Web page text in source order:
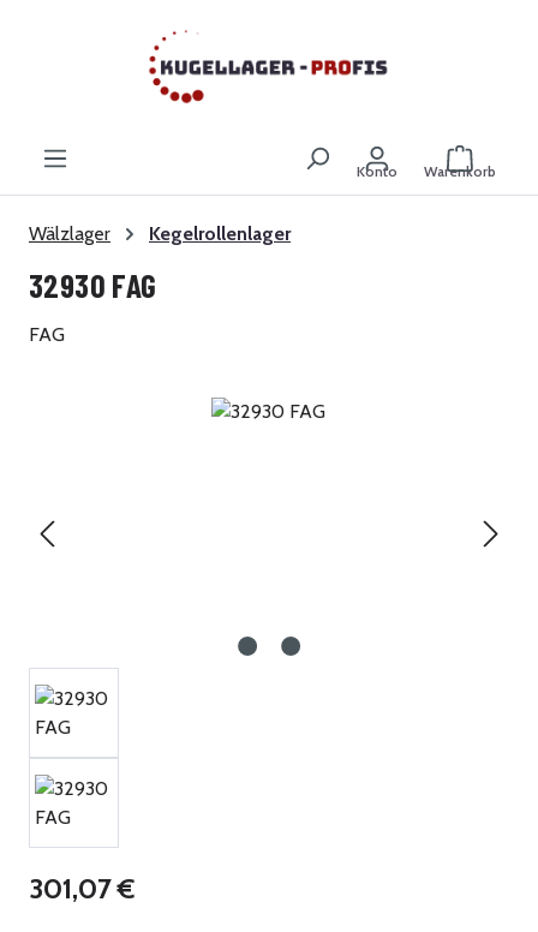
Zum Hauptinhalt springen
Konto Warenkorb
Wälzlager Kegelrollenlager
32930 FAG
FAG
Bildergalerie überspringen
Regulärer Preis:
301,07 €